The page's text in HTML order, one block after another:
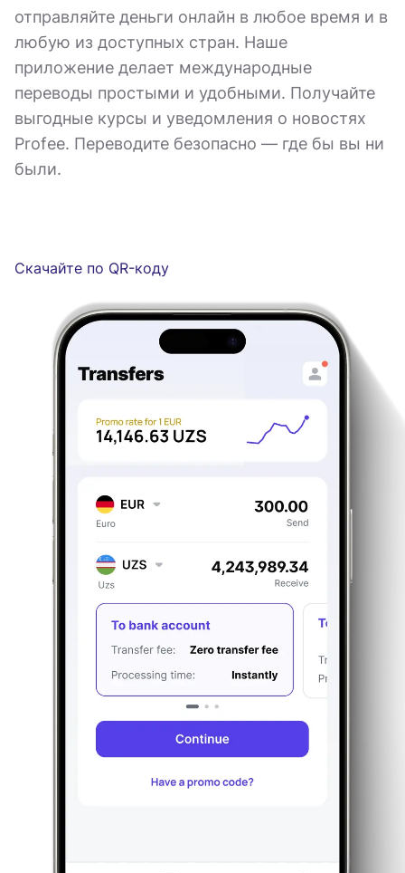
отправляйте деньги онлайн в любое время и в
любую из доступных стран. Наше
приложение делает международные
переводы простыми и удобными. Получайте
выгодные курсы и уведомления о новостях
Profee. Переводите безопасно — где бы вы ни
были.
Скачайте по QR-коду